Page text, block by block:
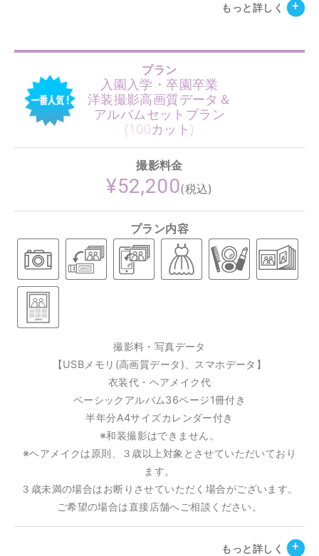
もっと詳しく
プラン
入園入学・卒園卒業
洋装撮影高画質データ＆
アルバムセットプラン
(100カット)
撮影料金
¥52,200(税込)
プラン内容
撮影料・写真データ
【USBメモリ(高画質データ)、スマホデータ】
衣装代・ヘアメイク代
ベーシックアルバム36ページ1冊付き
半年分A4サイズカレンダー付き
※和装撮影はできません。
※ヘアメイクは原則、３歳以上対象とさせていただいており
ます。
３歳未満の場合はお断りさせていただく場合がございます。
ご希望の場合は直接店舗へご相談ください。
もっと詳しく